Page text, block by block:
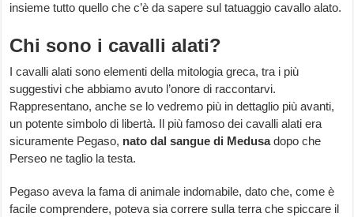
insieme tutto quello che c’è da sapere sul tatuaggio cavallo alato.
Chi sono i cavalli alati?
I cavalli alati sono elementi della mitologia greca, tra i più
suggestivi che abbiamo avuto l’onore di raccontarvi.
Rappresentano, anche se lo vedremo più in dettaglio più avanti,
un potente simbolo di libertà. Il più famoso dei cavalli alati era
sicuramente Pegaso, nato dal sangue di Medusadopo che
Perseo ne taglio la testa.
Pegaso aveva la fama di animale indomabile, dato che, come è
facile comprendere, poteva sia correre sulla terra che spiccare il